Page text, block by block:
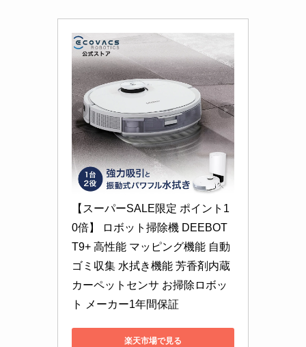
【スーパーSALE限定 ポイント1
0倍】 ロボット掃除機 DEEBOT
T9+ 高性能 マッピング機能 自動
ゴミ収集 水拭き機能 芳香剤内蔵
カーペットセンサ お掃除ロボッ
ト メーカー1年間保証
楽天市場で見る